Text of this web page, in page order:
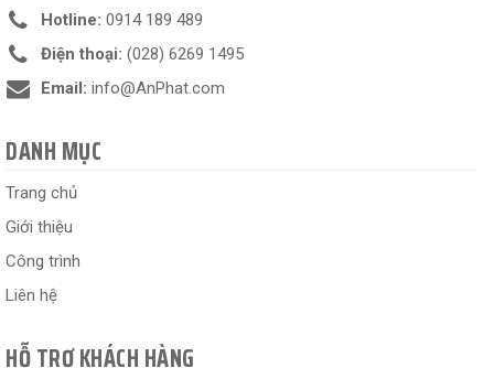
Hotline: 0914 189 489
Điện thoại: (028) 6269 1495
Email: info@AnPhat.com
DANH MỤC
Trang chủ
Giới thiệu
Công trình
Liên hệ
HỖ TRỢ KHÁCH HÀNG